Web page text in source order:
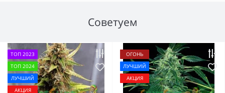
Советуем
ТОП 2023
ТОП 2024
ЛУЧШИЙ
АКЦИЯ
ОГОНЬ
ЛУЧШИЙ
АКЦИЯ